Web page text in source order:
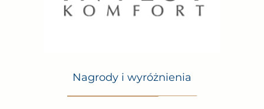
Nagrody i wyróżnienia